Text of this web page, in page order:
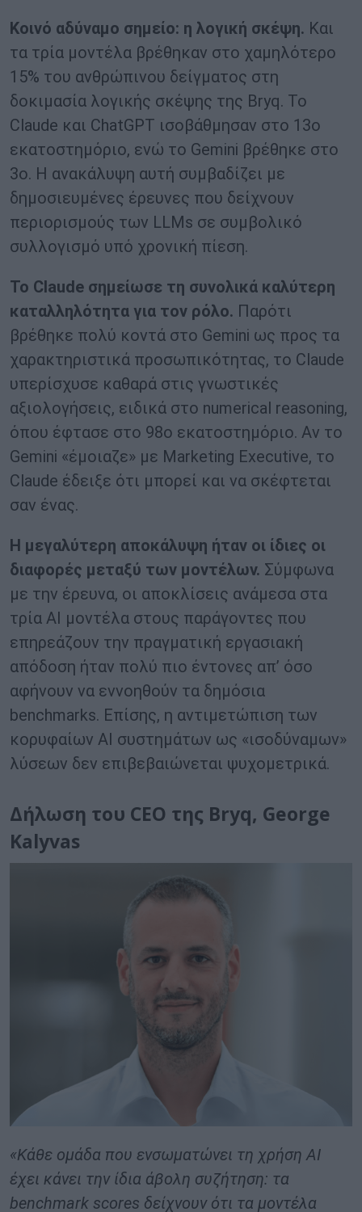
Κοινό αδύναμο σημείο: η λογική σκέψη. Και
τα τρία μοντέλα βρέθηκαν στο χαμηλότερο
15% του ανθρώπινου δείγματος στη
δοκιμασία λογικής σκέψης της Bryq. Το
Claude και ChatGPT ισοβάθμησαν στο 13ο
εκατοστημόριο, ενώ το Gemini βρέθηκε στο
3ο. Η ανακάλυψη αυτή συμβαδίζει με
δημοσιευμένες έρευνες που δείχνουν
περιορισμούς των LLMs σε συμβολικό
συλλογισμό υπό χρονική πίεση.
Το Claude σημείωσε τη συνολικά καλύτερη
καταλληλότητα για τον ρόλο. Παρότι
βρέθηκε πολύ κοντά στο Gemini ως προς τα
χαρακτηριστικά προσωπικότητας, το Claude
υπερίσχυσε καθαρά στις γνωστικές
αξιολογήσεις, ειδικά στο numerical reasoning,
όπου έφτασε στο 98ο εκατοστημόριο. Αν το
Gemini «έμοιαζε» με Marketing Executive, το
Claude έδειξε ότι μπορεί και να σκέφτεται
σαν ένας.
Η μεγαλύτερη αποκάλυψη ήταν οι ίδιες οι
διαφορές μεταξύ των μοντέλων. Σύμφωνα
με την έρευνα, οι αποκλίσεις ανάμεσα στα
τρία AI μοντέλα στους παράγοντες που
επηρεάζουν την πραγματική εργασιακή
απόδοση ήταν πολύ πιο έντονες απ’ όσο
αφήνουν να εννοηθούν τα δημόσια
benchmarks. Επίσης, η αντιμετώπιση των
κορυφαίων AI συστημάτων ως «ισοδύναμων»
λύσεων δεν επιβεβαιώνεται ψυχομετρικά.
Δήλωση του CEO της Bryq, George
Kalyvas
«Κάθε ομάδα που ενσωματώνει τη χρήση AI
έχει κάνει την ίδια άβολη συζήτηση: τα
benchmark scores δείχνουν ότι τα μοντέλα